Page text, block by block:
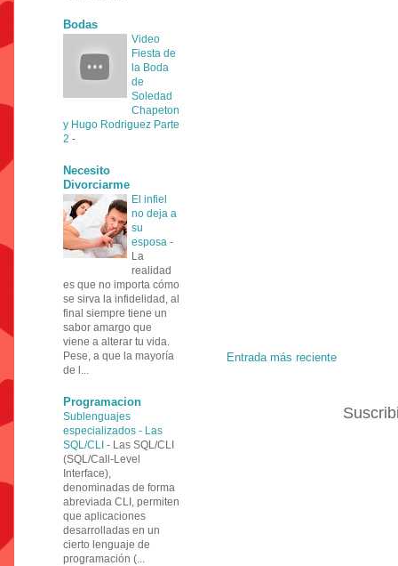
Entrada más reciente
Bodas
Video
Fiesta de
la Boda
de
Soledad
Chapeton
y Hugo Rodriguez Parte
2 -
Necesito
Divorciarme
El infiel
no deja a
su
esposa -
La
realidad
es que no importa cómo
se sirva la infidelidad, al
final siempre tiene un
sabor amargo que
viene a alterar tu vida.
Pese, a que la mayoría
de l...
Programacion
Sublenguajes
especializados - Las
SQL/CLI - Las SQL/CLI
(SQL/Call-Level
Interface),
denominadas de forma
abreviada CLI, permiten
que aplicaciones
desarrolladas en un
cierto lenguaje de
programación (...